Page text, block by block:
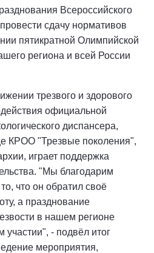
Всероссийского
сдачу нормативов
пятикратной Олимпийской
региона и всей России
трезвого и здорового
официальной
диспансера,
КРОО "Трезвые поколения",
играет поддержка
"Мы благодарим
что он обратил своё
а празднование
в нашем регионе
участии", - подвёл итог
мероприятия,